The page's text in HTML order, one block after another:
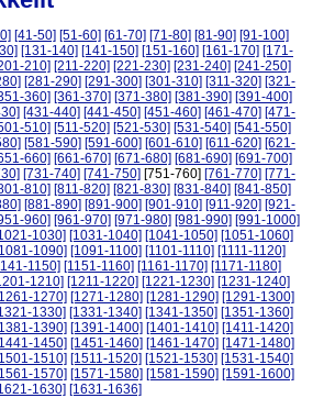
[41-50] [51-60] [61-70] [71-80] [81-90] [91-100]
[131-140] [141-150] [151-160] [161-170] [171-
210] [211-220] [221-230] [231-240] [241-250]
[281-290] [291-300] [301-310] [311-320] [321-
360] [361-370] [371-380] [381-390] [391-400]
[431-440] [441-450] [451-460] [461-470] [471-
510] [511-520] [521-530] [531-540] [541-550]
[581-590] [591-600] [601-610] [611-620] [621-
660] [661-670] [671-680] [681-690] [691-700]
[731-740] [741-750] [751-760] [761-770] [771-
810] [811-820] [821-830] [831-840] [841-850]
[881-890] [891-900] [901-910] [911-920] [921-
960] [961-970] [971-980] [981-990] [991-1000]
1030] [1031-1040] [1041-1050] [1051-1060]
1090] [1091-1100] [1101-1110] [1111-1120]
1150] [1151-1160] [1161-1170] [1171-1180]
1210] [1211-1220] [1221-1230] [1231-1240]
1270] [1271-1280] [1281-1290] [1291-1300]
1330] [1331-1340] [1341-1350] [1351-1360]
1390] [1391-1400] [1401-1410] [1411-1420]
1450] [1451-1460] [1461-1470] [1471-1480]
1510] [1511-1520] [1521-1530] [1531-1540]
1570] [1571-1580] [1581-1590] [1591-1600]
1630] [1631-1636]